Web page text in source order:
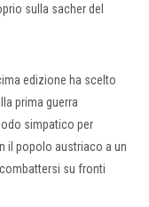
sulla sacher del
edizione ha scelto
prima guerra
simpatico per
il popolo austriaco a un
su fronti